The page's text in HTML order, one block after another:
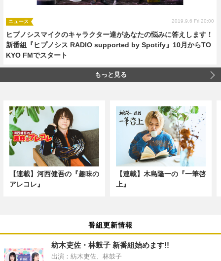
ヒプノシスマイクのキャラクター達があなたの悩みに答えします！
新番組『ヒプノシス RADIO supported by Spotify』10月からTO
KYO FMでスタート
ニュース 2019.9.6 Fri 20:00
もっと見る
【連載】河西健吾の『趣味の
アレコレ』
【連載】木島隆一の『一筆啓
上』
番組更新情報
紡木吏佐・林鼓子 新番組始めます!!
出演：紡木吏佐、林鼓子